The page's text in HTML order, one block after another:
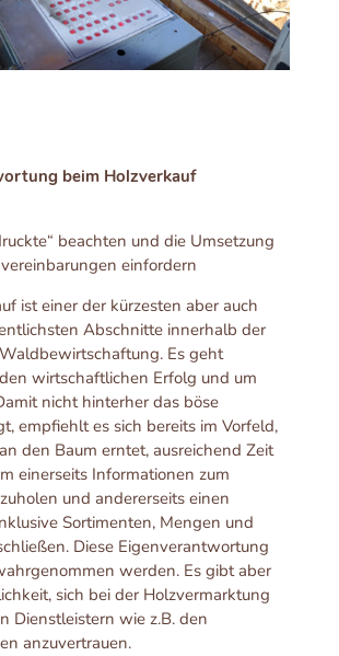
beim Holzverkauf
beachten und die Umsetzung
einfordern
ist einer der kürzesten aber auch
Abschnitte innerhalb der
Es geht
wirtschaftlichen Erfolg und um
nicht hinterher das böse
empfiehlt es sich bereits im Vorfeld,
den Baum erntet, ausreichend Zeit
einerseits Informationen zum
und andererseits einen
Sortimenten, Mengen und
Diese Eigenverantwortung
werden. Es gibt aber
sich bei der Holzvermarktung
Dienstleistern wie z.B. den
anzuvertrauen.